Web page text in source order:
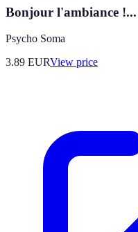
Bonjour l'ambiance
Psycho Soma
3.89 EURView price